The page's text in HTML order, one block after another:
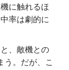
に触れるほ
率は劇的に
、敵機との
う。だが、こ